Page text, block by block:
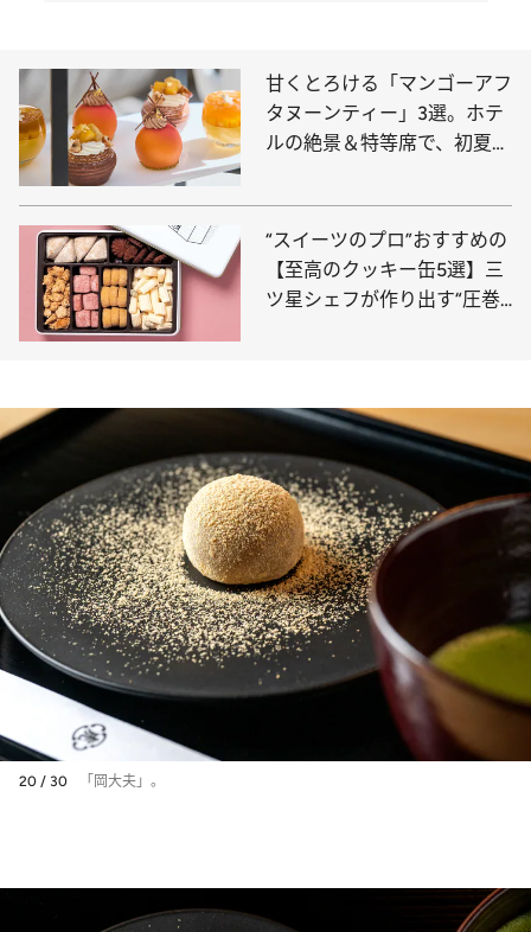
甘くとろける「マンゴーアフ
タヌーンティー」3選。ホテ
ルの絶景＆特等席で、初夏の
のティータイムを！
“スイーツのプロ”おすすめの
【至高のクッキー缶5選】三
ツ星シェフが作り出す“圧巻
20 / 30 「岡大夫」。